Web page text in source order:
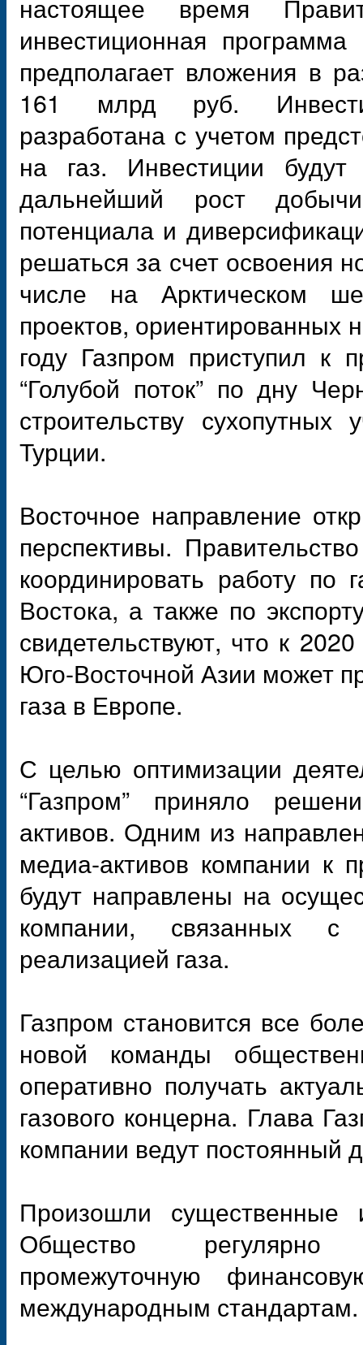
инвестиционная
предполагает вложения в
161 млрд руб.
разработана с учетом
на газ. Инвестиции
дальнейший рост
потенциала и
решаться за счет освоения
числе на Арктическом
проектов, ориентированных
году Газпром приступил к
“Голубой поток” по дну
строительству
Турции.
Восточное направление
перспективы.
координировать работу по
Востока, а также по
свидетельствуют, что к
Юго-Восточной Азии может
газа в Европе.
С целью оптимизации
“Газпром” приняло
активов. Одним из
медиа-активов компании к
будут направлены на
компании, связанных с
реализацией газа.
Газпром становится все
новой команды
оперативно получать
газового концерна. Глава
компании ведут постоянный
Произошли
Общество регулярно
промежуточную
международным стандартам.